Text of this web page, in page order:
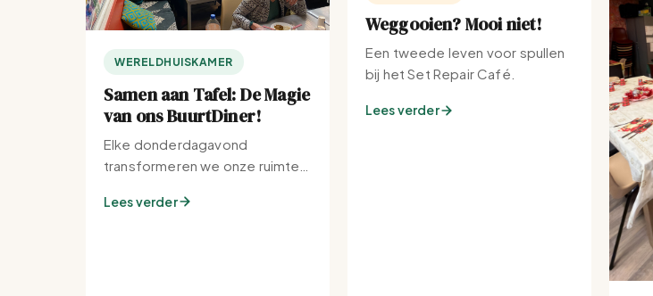
WERELDHUISKAMER
Samen aan Tafel: De Magie
van ons BuurtDiner!
Elke donderdagavond
transformeren we onze ruimte
buurt.
Lees verder
Weggooien? Mooi niet!
Een tweede leven voor spullen
bij het Set Repair Café.
Lees verder